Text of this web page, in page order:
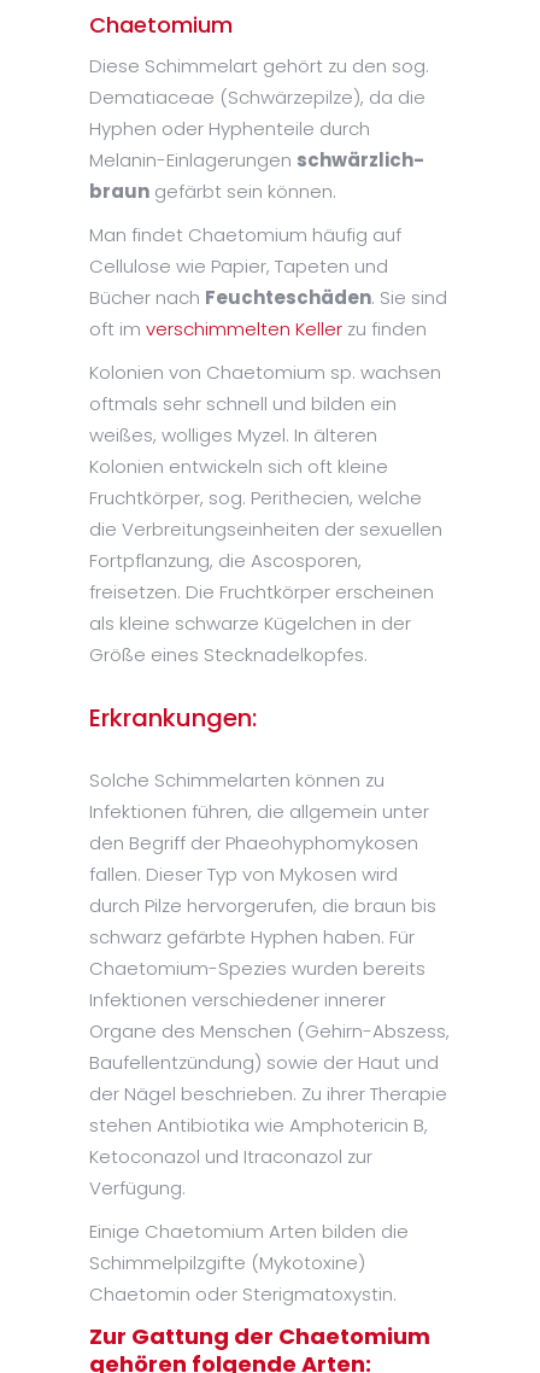
Chaetomium
Diese Schimmelart gehört zu den sog.
Dematiaceae (Schwärzepilze), da die
Hyphen oder Hyphenteile durch
Melanin-Einlagerungen schwärzlich-
braun gefärbt sein können.
Man findet Chaetomium häufig auf
Cellulose wie Papier, Tapeten und
Bücher nach Feuchteschäden. Sie sind
oft im verschimmelten Keller zu finden
Kolonien von Chaetomium sp. wachsen
oftmals sehr schnell und bilden ein
weißes, wolliges Myzel. In älteren
Kolonien entwickeln sich oft kleine
Fruchtkörper, sog. Perithecien, welche
die Verbreitungseinheiten der sexuellen
Fortpflanzung, die Ascosporen,
freisetzen. Die Fruchtkörper erscheinen
als kleine schwarze Kügelchen in der
Größe eines Stecknadelkopfes.
Erkrankungen:
Solche Schimmelarten können zu
Infektionen führen, die allgemein unter
den Begriff der Phaeohyphomykosen
fallen. Dieser Typ von Mykosen wird
durch Pilze hervorgerufen, die braun bis
schwarz gefärbte Hyphen haben. Für
Chaetomium-Spezies wurden bereits
Infektionen verschiedener innerer
Organe des Menschen (Gehirn-Abszess,
Baufellentzündung) sowie der Haut und
der Nägel beschrieben. Zu ihrer Therapie
stehen Antibiotika wie Amphotericin B,
Ketoconazol und Itraconazol zur
Verfügung.
Einige Chaetomium Arten bilden die
Schimmelpilzgifte (Mykotoxine)
Chaetomin oder Sterigmatoxystin.
Zur Gattung der Chaetomium
gehören folgende Arten: